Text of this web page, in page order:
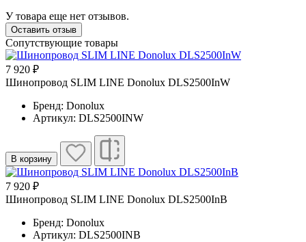
У товара еще нет отзывов.
Оставить отзыв
Сопутствующие товары
7 920 ₽
Шинопровод SLIM LINE Donolux DLS2500InW
Бренд: Donolux
Артикул: DLS2500INW
В корзину
7 920 ₽
Шинопровод SLIM LINE Donolux DLS2500InB
Бренд: Donolux
Артикул: DLS2500INB